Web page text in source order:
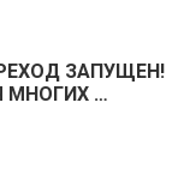
ЗАПУЩЕН!
МНОГИХ …